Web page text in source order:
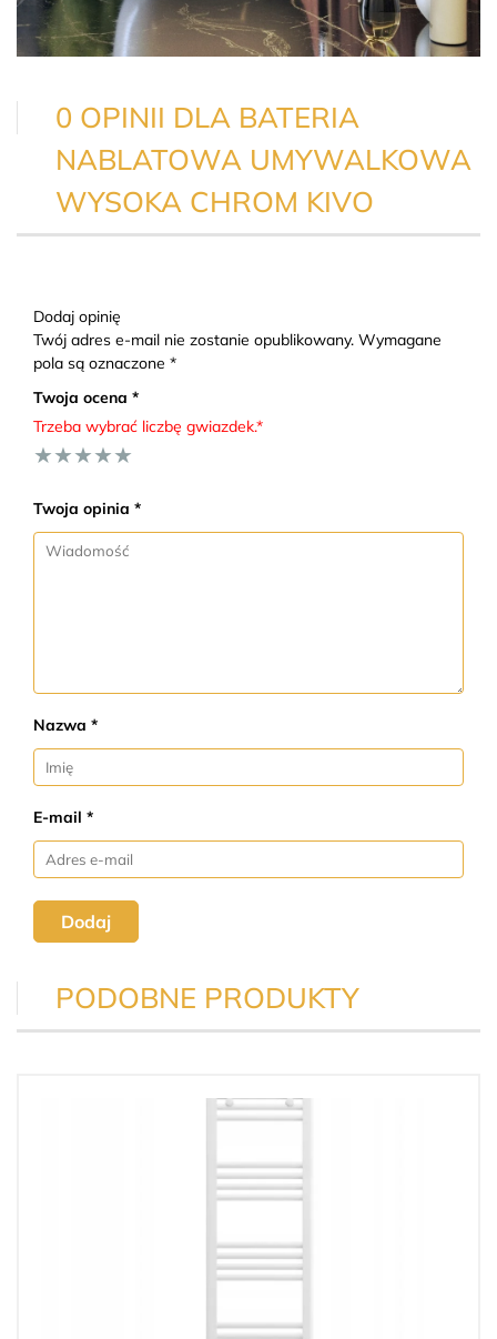
0 OPINII DLA BATERIA
NABLATOWA UMYWALKOWA
WYSOKA CHROM KIVO
Dodaj opinię
Twój adres e-mail nie zostanie opublikowany. Wymagane
pola są oznaczone *
Twoja ocena *
Trzeba wybrać liczbę gwiazdek.*
★
★
★
★
★
Twoja opinia *
Nazwa *
E-mail *
Dodaj
PODOBNE PRODUKTY